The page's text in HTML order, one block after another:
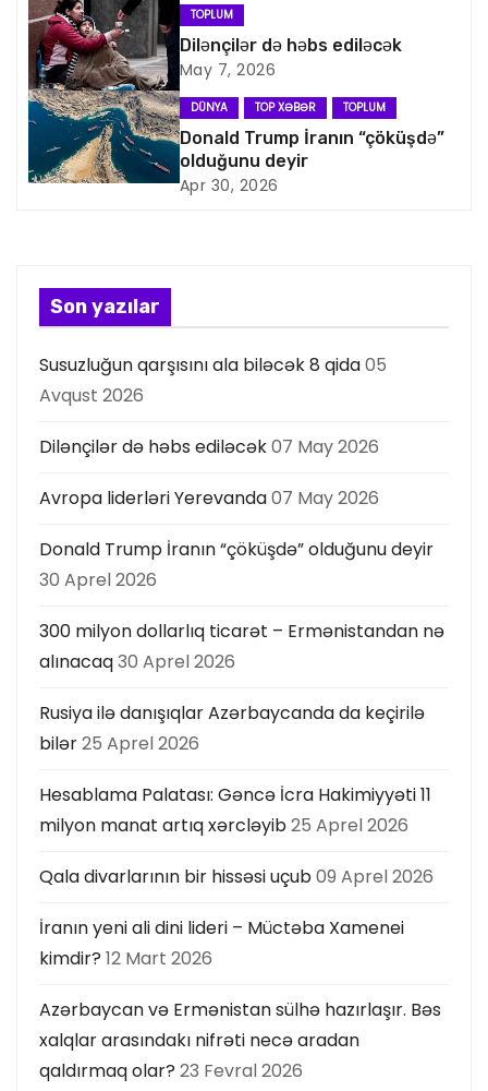
i
q
a
s
a
ı
TOPLUM
Dilənçilər də həbs ediləcək
May 7, 2026
DÜNYA TOP XƏBƏR TOPLUM
Donald Trump İranın “çöküşdə”
olduğunu deyir
Apr 30, 2026
Son yazılar
Susuzluğun qarşısını ala biləcək 8 qida05
Avqust 2026
Dilənçilər də həbs ediləcək07 May 2026
Avropa liderləri Yerevanda07 May 2026
Donald Trump İranın “çöküşdə” olduğunu deyir
30 Aprel 2026
300 milyon dollarlıq ticarət – Ermənistandan nə
alınacaq30 Aprel 2026
Rusiya ilə danışıqlar Azərbaycanda da keçirilə
bilər25 Aprel 2026
Hesablama Palatası: Gəncə İcra Hakimiyyəti 11
milyon manat artıq xərcləyib25 Aprel 2026
Qala divarlarının bir hissəsi uçub09 Aprel 2026
İranın yeni ali dini lideri – Müctəba Xamenei
kimdir? 12 Mart 2026
Azərbaycan və Ermənistan sülhə hazırlaşır. Bəs
xalqlar arasındakı nifrəti necə aradan
qaldırmaq olar? 23 Fevral 2026